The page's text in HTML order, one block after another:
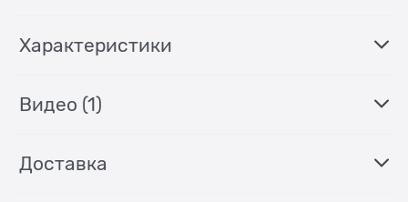
Характеристики
Видео (1)
Доставка